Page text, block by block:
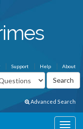
About
Help
Support
Advanced Search